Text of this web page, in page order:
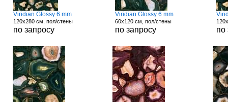
Viridian Glossy 6 mm
120x280 см, пол/стены
по запросу
Viridian Glossy 6 mm
60x120 см, пол/стены
по запросу по